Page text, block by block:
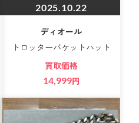
2025.10.22
ディオール
トロッターバケットハット
買取価格
14,999円